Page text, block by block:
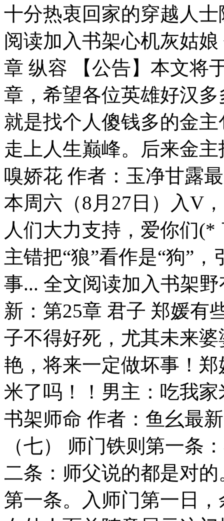
十分热衷回家的穿越人
阅读加入书架心机灰姑
章 纵容 【公告】本文将
章，希望各位英雄好汉
就是找个人傻钱多的金
走上人生巅峰。后来金
嗅娇花 作者：玉净甘露
本周六（8月27日）入V
人们大力支持，爱你们
主错把“狼”看作是“狗”
事... 全文阅读加入书架
新：第25章 君子 郑媛有
子不得好死，尤其未来
艳，将来一定做坏事！
米了吗！！男主：吃我
书架师命 作者：鱼幺最
（七） 师门铁则第一条
二条：师父说的都是对
第一条。入师门第一日